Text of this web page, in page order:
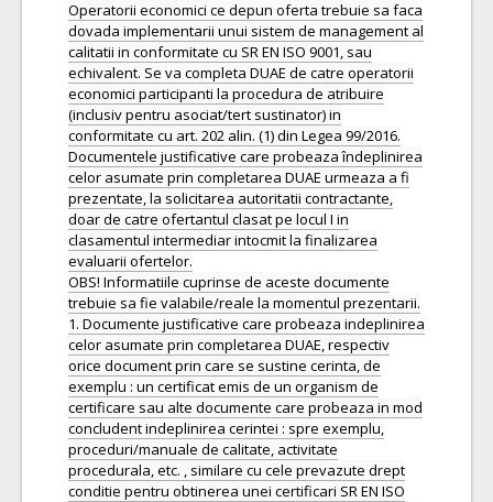
Operatorii economici ce depun oferta trebuie sa faca
dovada implementarii unui sistem de management al
calitatii in conformitate cu SR EN ISO 9001, sau
echivalent. Se va completa DUAE de catre operatorii
economici participanti la procedura de atribuire
(inclusiv pentru asociat/tert sustinator) in
conformitate cu art. 202 alin. (1) din Legea 99/2016.
Documentele justificative care probeaza îndeplinirea
celor asumate prin completarea DUAE urmeaza a fi
prezentate, la solicitarea autoritatii contractante,
doar de catre ofertantul clasat pe locul I in
clasamentul intermediar intocmit la finalizarea
evaluarii ofertelor.
OBS! Informatiile cuprinse de aceste documente
trebuie sa fie valabile/reale la momentul prezentarii.
1. Documente justificative care probeaza indeplinirea
celor asumate prin completarea DUAE, respectiv
orice document prin care se sustine cerinta, de
exemplu : un certificat emis de un organism de
certificare sau alte documente care probeaza in mod
concludent indeplinirea cerintei : spre exemplu,
proceduri/manuale de calitate, activitate
procedurala, etc. , similare cu cele prevazute drept
conditie pentru obtinerea unei certificari SR EN ISO